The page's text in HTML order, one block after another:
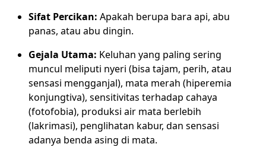
Sifat Percikan: Apakah berupa bara api, abu
panas, atau abu dingin.
Gejala Utama: Keluhan yang paling sering
muncul meliputi nyeri (bisa tajam, perih, atau
sensasi mengganjal), mata merah (hiperemia
konjungtiva), sensitivitas terhadap cahaya
(fotofobia), produksi air mata berlebih
(lakrimasi), penglihatan kabur, dan sensasi
adanya benda asing di mata.